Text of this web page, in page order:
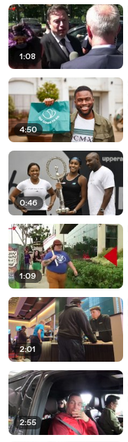
1:08
4:50
0:46
1:09
2:01
2:55